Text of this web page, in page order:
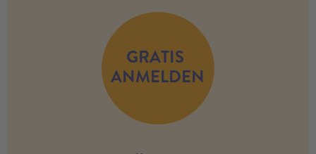
GRATIS
ANMELDEN